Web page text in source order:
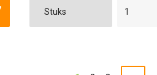
50
Toevoegen aan winkelwagen